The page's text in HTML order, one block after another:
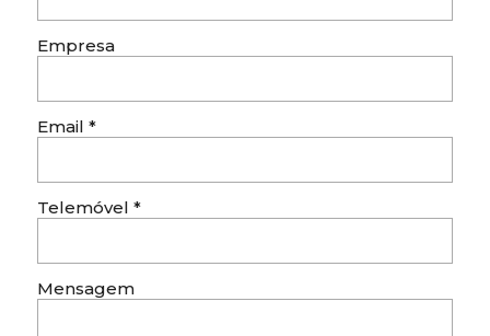
Empresa
Email*
Telemóvel*
Mensagem